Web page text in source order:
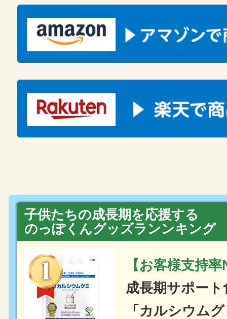
子供たちの成長期を応援する
のっぽくんグッズランンキング
【お客様支持
成長期サポート
「カルシウム